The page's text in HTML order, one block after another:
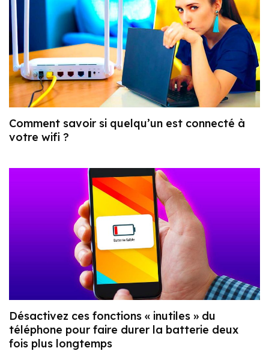
Comment savoir si quelqu’un est connecté à
votre wifi ?
Désactivez ces fonctions « inutiles » du
téléphone pour faire durer la batterie deux
fois plus longtemps